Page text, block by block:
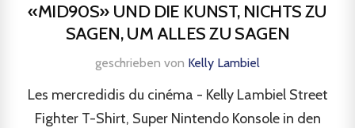
«MID90S» UND DIE KUNST, NICHTS ZU
SAGEN, UM ALLES ZU SAGEN
geschrieben von Kelly Lambiel
Les mercredidis du cinéma - Kelly Lambiel Street
Fighter T-Shirt, Super Nintendo Konsole in den